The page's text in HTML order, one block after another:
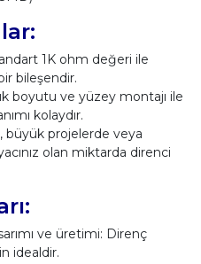
1K ohm değeri ile
bileşendir.
boyutu ve yüzey montajı ile
kolaydır.
büyük projelerde veya
olan miktarda direnci
ve üretimi: Direnç
idealdir.